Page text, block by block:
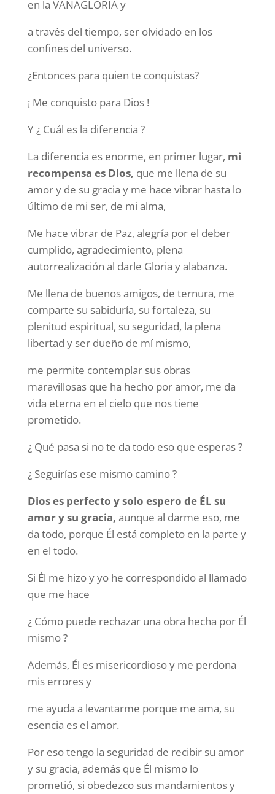
en la VANAGLORIA y
a través del tiempo, ser olvidado en los
confines del universo.
¿Entonces para quien te conquistas?
¡ Me conquisto para Dios !
Y ¿ Cuál es la diferencia ?
La diferencia es enorme, en primer lugar, mi
recompensa es Dios, que me llena de su
amor y de su gracia y me hace vibrar hasta lo
último de mi ser, de mi alma,
Me hace vibrar de Paz, alegría por el deber
cumplido, agradecimiento, plena
autorrealización al darle Gloria y alabanza.
Me llena de buenos amigos, de ternura, me
comparte su sabiduría, su fortaleza, su
plenitud espiritual, su seguridad, la plena
libertad y ser dueño de mí mismo,
me permite contemplar sus obras
maravillosas que ha hecho por amor, me da
vida eterna en el cielo que nos tiene
prometido.
¿ Qué pasa si no te da todo eso que esperas ?
¿ Seguirías ese mismo camino ?
Dios es perfecto y solo espero de ÉL su
amor y su gracia, aunque al darme eso, me
da todo, porque Él está completo en la parte y
en el todo.
Si Él me hizo y yo he correspondido al llamado
que me hace
¿ Cómo puede rechazar una obra hecha por Él
mismo ?
Además, Él es misericordioso y me perdona
mis errores y
me ayuda a levantarme porque me ama, su
esencia es el amor.
Por eso tengo la seguridad de recibir su amor
y su gracia, además que Él mismo lo
prometió, si obedezco sus mandamientos y